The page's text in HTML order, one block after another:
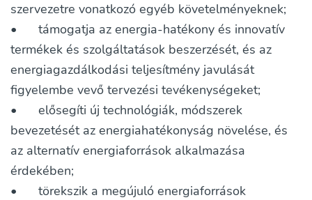
szervezetre vonatkozó egyéb követelményeknek;
•
támogatja az energia-hatékony és innovatív
termékek és szolgáltatások beszerzését, és az
energiagazdálkodási teljesítmény javulását
figyelembe vevő tervezési tevékenységeket;
•
elősegíti új technológiák, módszerek
bevezetését az energiahatékonyság növelése, és
az alternatív energiaforrások alkalmazása
érdekében;
•
törekszik a megújuló energiaforrások